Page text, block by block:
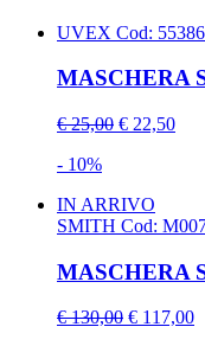
UVEX Cod:
MASCHERA
€ 25,00 € 22,50
- 10%
IN ARRIVO
SMITH Cod:
MASCHERA
€ 130,00 € 117,00